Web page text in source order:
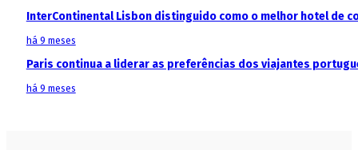
InterContinental Lisbon distinguido como o melhor hotel de
há 9 meses
Paris continua a liderar as preferências dos viajantes
há 9 meses